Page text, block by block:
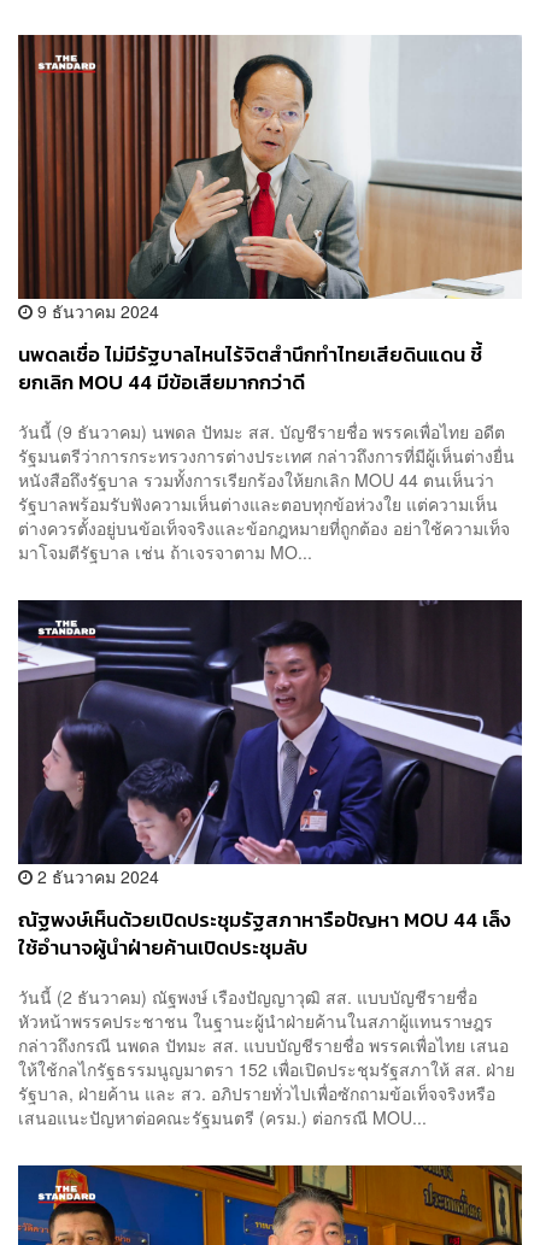
9 ธันวาคม 2024
นพดลเชื่อ ไม่มีรัฐบาลไหนไร้จิตสำนึกทำไทยเสียดินแดน ชี้
ยกเลิก MOU 44 มีข้อเสียมากกว่าดี
วันนี้ (9 ธันวาคม) นพดล ปัทมะ สส. บัญชีรายชื่อ พรรคเพื่อไทย อดีต
รัฐมนตรีว่าการกระทรวงการต่างประเทศ กล่าวถึงการที่มีผู้เห็นต่างยื่น
หนังสือถึงรัฐบาล รวมทั้งการเรียกร้องให้ยกเลิก MOU 44 ตนเห็นว่า
รัฐบาลพร้อมรับฟังความเห็นต่างและตอบทุกข้อห่วงใย แต่ความเห็น
ต่างควรตั้งอยู่บนข้อเท็จจริงและข้อกฎหมายที่ถูกต้อง อย่าใช้ความเท็จ
มาโจมตีรัฐบาล เช่น ถ้าเจรจาตาม MO...
2 ธันวาคม 2024
ณัฐพงษ์เห็นด้วยเปิดประชุมรัฐสภาหารือปัญหา MOU 44 เล็ง
ใช้อำนาจผู้นำฝ่ายค้านเปิดประชุมลับ
วันนี้ (2 ธันวาคม) ณัฐพงษ์ เรืองปัญญาวุฒิ สส. แบบบัญชีรายชื่อ
หัวหน้าพรรคประชาชน ในฐานะผู้นำฝ่ายค้านในสภาผู้แทนราษฎร
กล่าวถึงกรณี นพดล ปัทมะ สส. แบบบัญชีรายชื่อ พรรคเพื่อไทย เสนอ
ให้ใช้กลไกรัฐธรรมนูญมาตรา 152 เพื่อเปิดประชุมรัฐสภาให้ สส. ฝ่าย
รัฐบาล, ฝ่ายค้าน และ สว. อภิปรายทั่วไปเพื่อซักถามข้อเท็จจริงหรือ
เสนอแนะปัญหาต่อคณะรัฐมนตรี (ครม.) ต่อกรณี MOU...